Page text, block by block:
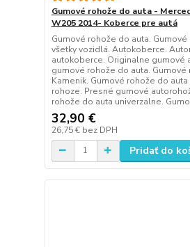
Gumové rohože do auta -
W205 2014- Koberce pre autá
Gumové rohože do auta.
všetky vozidlá. Autokoberce.
autokoberce. Originalne gumové
gumové rohože do auta. Gumové
Kamenik. Gumové rohože do
rohoze. Presné gumové
rohože do auta univerzalne.
32,90 €
26,75 € bez DPH
Pridať do